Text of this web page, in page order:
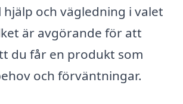
och vägledning i valet
är avgörande för att
du får en produkt som
och förväntningar.